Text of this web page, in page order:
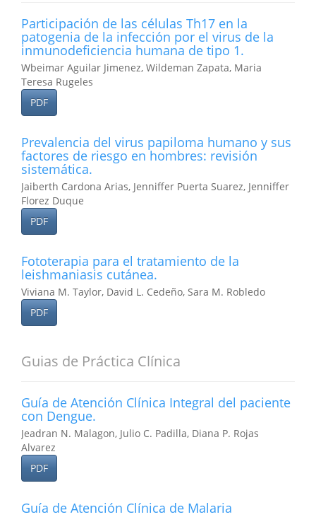
Participación de las células Th17 en la
patogenia de la infección por el virus de la
inmunodeficiencia humana de tipo 1.
Wbeimar Aguilar Jimenez, Wildeman Zapata, Maria
Teresa Rugeles
PDF
Prevalencia del virus papiloma humano y sus
factores de riesgo en hombres: revisión
sistemática.
Jaiberth Cardona Arias, Jenniffer Puerta Suarez, Jenniffer
Florez Duque
PDF
Fototerapia para el tratamiento de la
leishmaniasis cutánea.
Viviana M. Taylor, David L. Cedeño, Sara M. Robledo
PDF
Guias de Práctica Clínica
Guía de Atención Clínica Integral del paciente
con Dengue.
Jeadran N. Malagon, Julio C. Padilla, Diana P. Rojas
Alvarez
PDF
Guía de Atención Clínica de Malaria